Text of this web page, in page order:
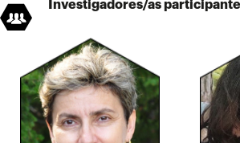
Investigadores/as